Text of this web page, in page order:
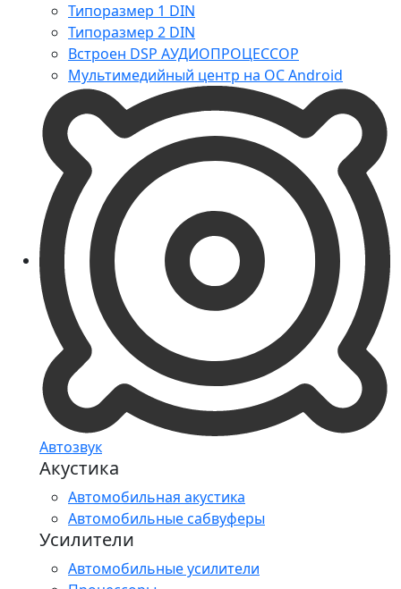
Типоразмер 1 DIN
Типоразмер 2 DIN
Встроен DSP АУДИОПРОЦЕССОР
Мультимедийный центр на ОС Android
Автозвук
Акустика
Автомобильная акустика
Автомобильные сабвуферы
Усилители
Автомобильные усилители